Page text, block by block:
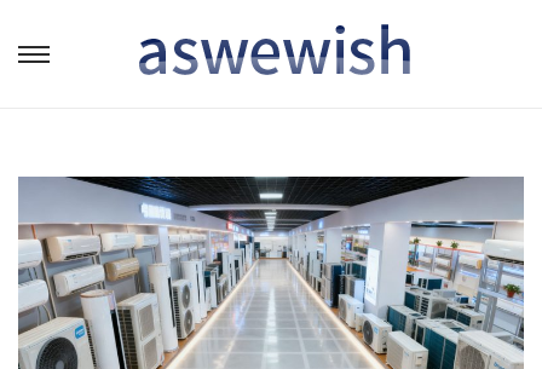
转
航
跳
容